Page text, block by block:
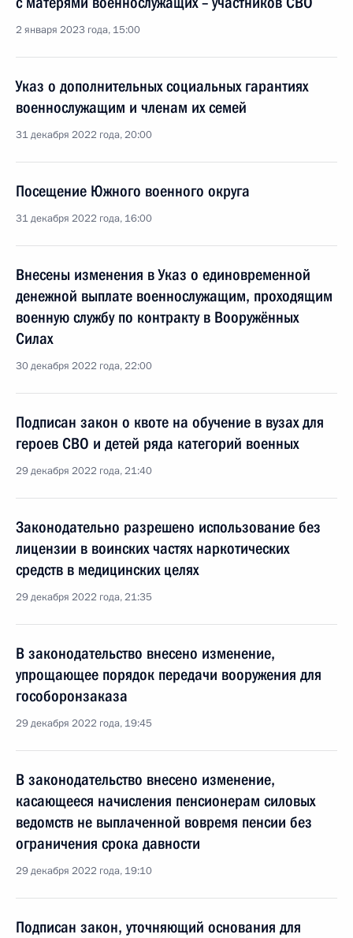
2 января 2023 года, 15:00
Указ о дополнительных социальных гарантиях
военнослужащим и членам их семей
31 декабря 2022 года, 20:00
Посещение Южного военного округа
31 декабря 2022 года, 16:00
Внесены изменения в Указ о единовременной
денежной выплате военнослужащим, проходящим
военную службу по контракту в Вооружённых
Силах
30 декабря 2022 года, 22:00
Подписан закон о квоте на обучение в вузах для
героев СВО и детей ряда категорий военных
29 декабря 2022 года, 21:40
Законодательно разрешено использование без
лицензии в воинских частях наркотических
средств в медицинских целях
29 декабря 2022 года, 21:35
В законодательство внесено изменение,
упрощающее порядок передачи вооружения для
гособоронзаказа
29 декабря 2022 года, 19:45
В законодательство внесено изменение,
касающееся начисления пенсионерам силовых
ведомств не выплаченной вовремя пенсии без
ограничения срока давности
29 декабря 2022 года, 19:10
Подписан закон, уточняющий основания для